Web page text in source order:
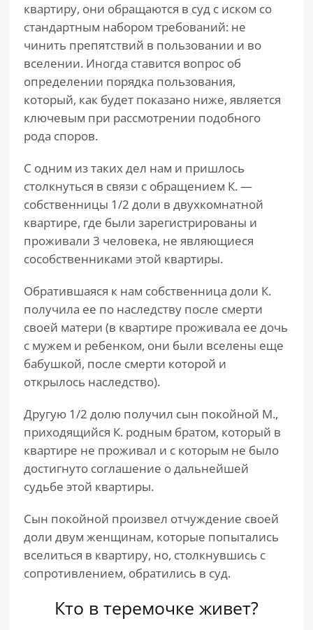
квартиру, они обращаются в суд с иском со
стандартным набором требований: не
чинить препятствий в пользовании и во
вселении. Иногда ставится вопрос об
определении порядка пользования,
который, как будет показано ниже, является
ключевым при рассмотрении подобного
рода споров.
С одним из таких дел нам и пришлось
столкнуться в связи с обращением К. —
собственницы 1/2 доли в двухкомнатной
квартире, где были зарегистрированы и
проживали 3 человека, не являющиеся
сособственниками этой квартиры.
Обратившаяся к нам собственница доли К.
получила ее по наследству после смерти
своей матери (в квартире проживала ее дочь
с мужем и ребенком, они были вселены еще
бабушкой, после смерти которой и
открылось наследство).
Другую 1/2 долю получил сын покойной М.,
приходящийся К. родным братом, который в
квартире не проживал и с которым не было
достигнуто соглашение о дальнейшей
судьбе этой квартиры.
Сын покойной произвел отчуждение своей
доли двум женщинам, которые попытались
вселиться в квартиру, но, столкнувшись с
сопротивлением, обратились в суд.
Кто в теремочке живет?